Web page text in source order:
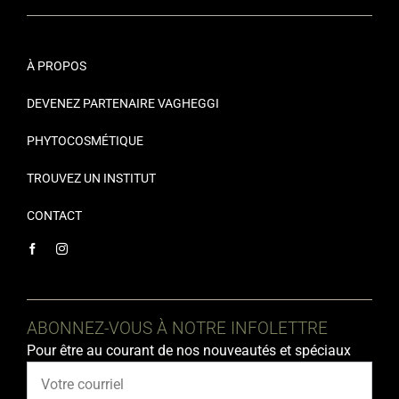
À PROPOS
DEVENEZ PARTENAIRE VAGHEGGI
PHYTOCOSMÉTIQUE
TROUVEZ UN INSTITUT
CONTACT
ABONNEZ-VOUS À NOTRE INFOLETTRE
Pour être au courant de nos nouveautés et spéciaux